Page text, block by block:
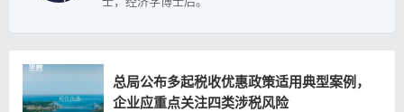
总局公布多起税收优惠政策适用典型案例，
企业应重点关注四类涉税风险